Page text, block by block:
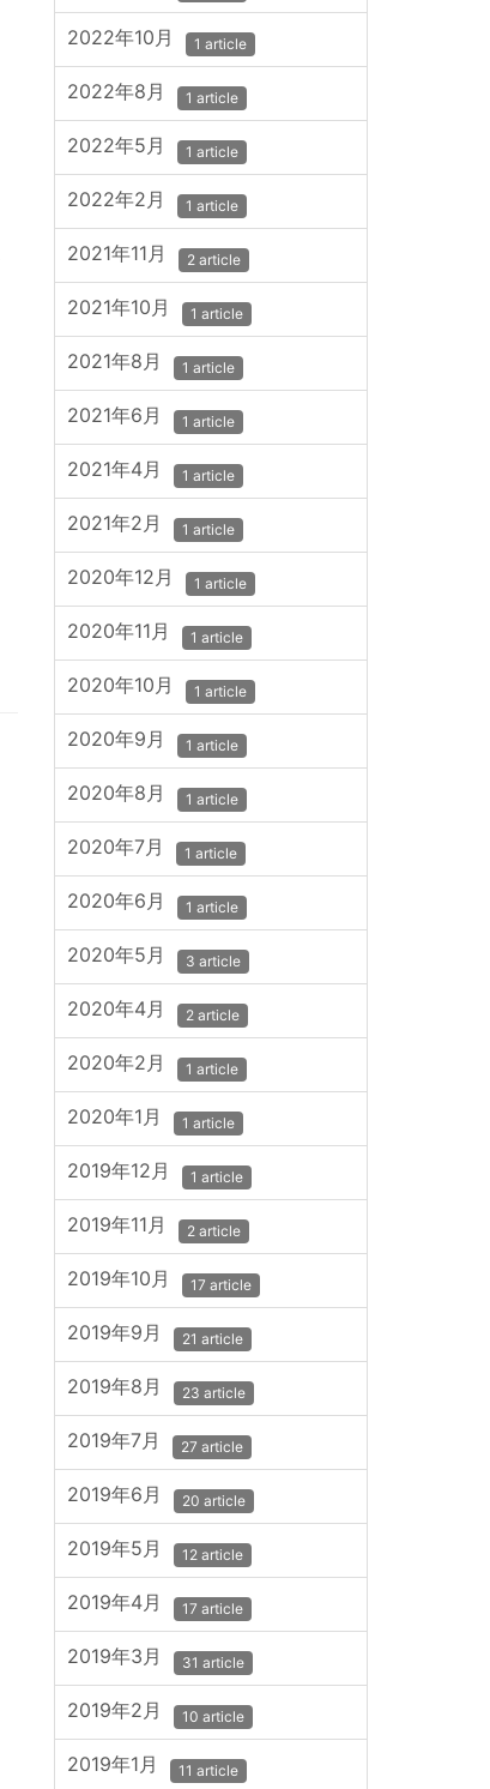
2022年10月 1 article
2022年8月 1 article
2022年5月 1 article
2022年2月 1 article
2021年11月 2 article
2021年10月 1 article
2021年8月 1 article
2021年6月 1 article
2021年4月 1 article
2021年2月 1 article
2020年12月 1 article
2020年11月 1 article
2020年10月 1 article
2020年9月 1 article
2020年8月 1 article
2020年7月 1 article
2020年6月 1 article
2020年5月 3 article
2020年4月 2 article
2020年2月 1 article
2020年1月 1 article
2019年12月 1 article
2019年11月 2 article
2019年10月 17 article
2019年9月 21 article
2019年8月 23 article
2019年7月 27 article
2019年6月 20 article
2019年5月 12 article
2019年4月 17 article
2019年3月 31 article
2019年2月 10 article
2019年1月 11 article